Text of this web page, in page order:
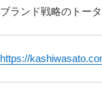
ブランド戦略のトー
https://